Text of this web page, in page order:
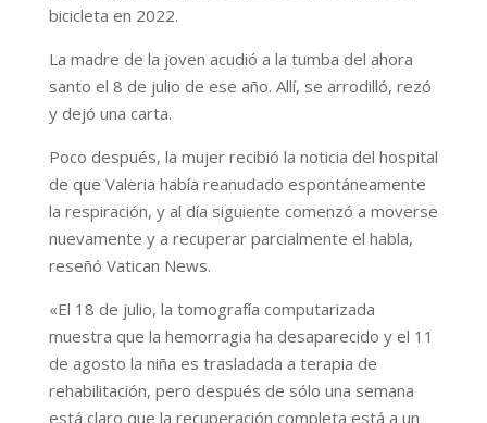
bicicleta en 2022.
La madre de la joven acudió a la tumba del ahora
santo el 8 de julio de ese año. Allí, se arrodilló, rezó
y dejó una carta.
Poco después, la mujer recibió la noticia del hospital
de que Valeria había reanudado espontáneamente
la respiración, y al día siguiente comenzó a moverse
nuevamente y a recuperar parcialmente el habla,
reseñó Vatican News.
«El 18 de julio, la tomografía computarizada
muestra que la hemorragia ha desaparecido y el 11
de agosto la niña es trasladada a terapia de
rehabilitación, pero después de sólo una semana
está claro que la recuperación completa está a un